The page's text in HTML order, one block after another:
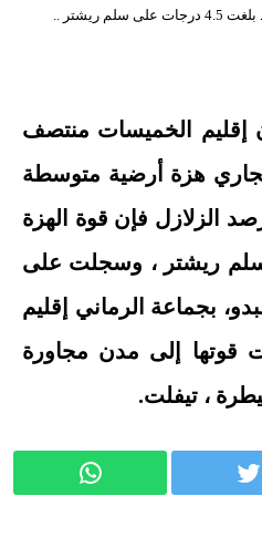
الخميسات منتصف
23 ماي الجاري هزة أرضية متوسطة
الزلازل فإن قوة الهزة
على سلم ريشتر ، وسجلت على
بجماعة الرماني إقليم
قوتها إلى مدن مجاورة
، تيفلت.